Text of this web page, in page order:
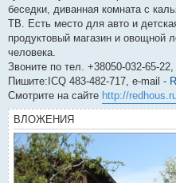
е
беседки, диванная комната с
ТВ. Есть место для авто и
продуктовый магазин и овощной
человека.
Звоните по тел. +38050-032-65-
Пишите:ICQ 483-482-717, e-mail -
Смотрите на сайте http://
ВЛОЖЕНИЯ